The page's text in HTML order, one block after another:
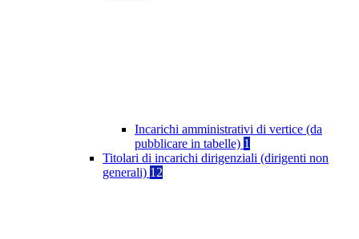
Incarichi amministrativi di vertice (da
pubblicare in tabelle) 1
Titolari di incarichi dirigenziali (dirigenti non
generali) 12